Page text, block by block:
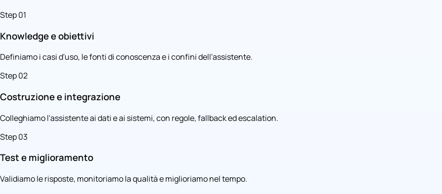
Step 01
Knowledge e obiettivi
Definiamo i casi d'uso, le fonti di conoscenza e i confini dell'assistente.
Step 02
Costruzione e integrazione
Colleghiamo l'assistente ai dati e ai sistemi, con regole, fallback ed escalation.
Step 03
Test e miglioramento
Validiamo le risposte, monitoriamo la qualità e miglioriamo nel tempo.